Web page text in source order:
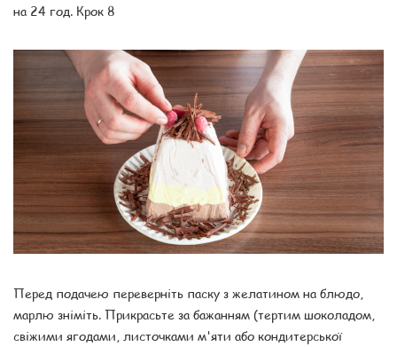
на 24 год. Крок 8
Перед подачею переверніть паску з желатином на блюдо,
марлю зніміть. Прикрасьте за бажанням (тертим шоколадом,
свіжими ягодами, листочками м'яти або кондитерської